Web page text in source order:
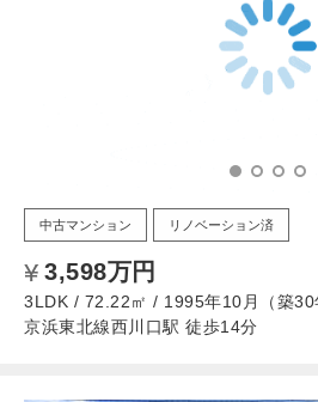
中古マンション リノベーション済
3,598万円
3LDK / 72.22㎡ / 1995年10月（築30
京浜東北線西川口駅 徒歩14分